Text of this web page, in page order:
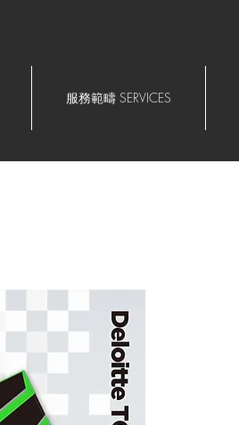
服務範疇 SERVICES